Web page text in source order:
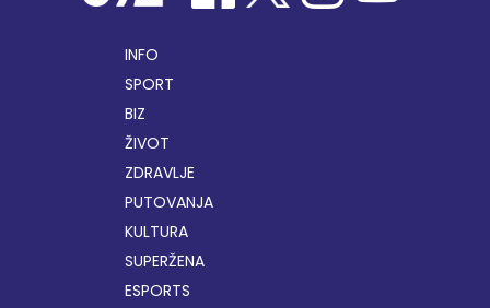
INFO
SPORT
BIZ
ŽIVOT
ZDRAVLJE
PUTOVANJA
KULTURA
SUPERŽENA
ESPORTS